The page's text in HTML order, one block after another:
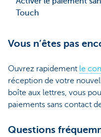
Touch
Vous n’êtes pas
Ouvrez rapidement le
réception de votre
boîte aux lettres, vous
paiements sans contact
Questions